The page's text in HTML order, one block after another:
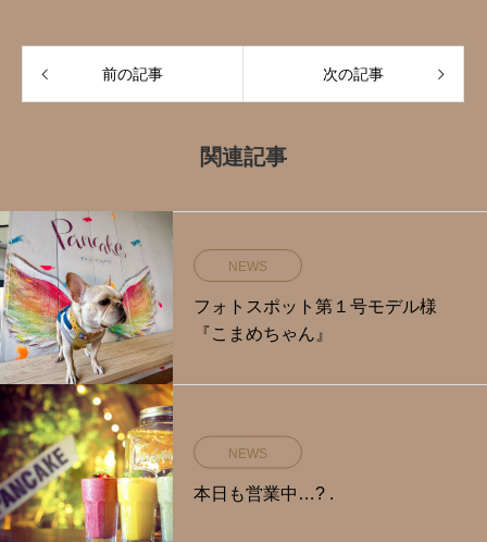
前の記事 次の記事
関連記事
NEWS
フォトスポット第１号モデル様
『こまめちゃん』
NEWS
本日も営業中…? .